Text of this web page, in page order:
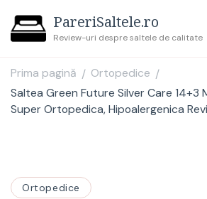
PareriSaltele.ro
Review-uri despre saltele de calitate
Prima pagină / Ortopedice /
Saltea Green Future Silver Care 14+3
Super Ortopedica, Hipoalergenica
Ortopedice